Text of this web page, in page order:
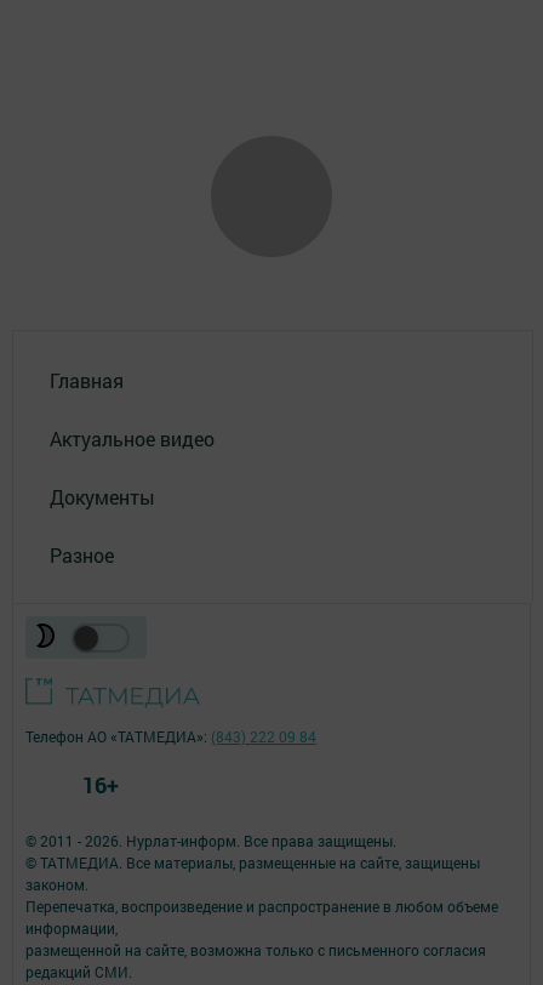
Главная
Актуальное видео
Документы
Разное
© 2011 - 2026. Нурлат-⁠информ. Все права защищены.
© ТАТМЕДИА. Все материалы, размещенные на сайте, защищены
законом.
Перепечатка, воспроизведение и распространение в любом объеме
информации,
размещенной на сайте, возможна только с письменного согласия
редакций СМИ.
Телефон АО «ТАТМЕДИА»: (843) 222 09 84
16+